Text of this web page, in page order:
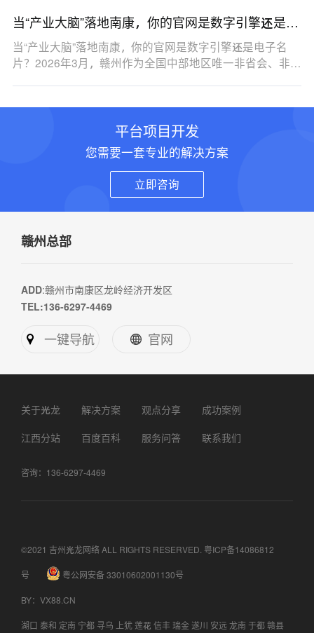
当“产业大脑”落地南康，你的官网是数字引擎还是电
子名片？
当“产业大脑”落地南康，你的官网是数字引擎还是电子名
片？2026年3月，赣州作为全国中部地区唯一非省会、非…
平台项目开发
您需要一套专业的解决方案
立即咨询
赣州总部
ADD:赣州市南康区龙岭经济开发区
TEL:136-6297-4469
一键导航 官网
关于光龙 解决方案 观点分享
成功案例
江西分站
百度百科 服务问答 联系我们
咨询：136-6297-4469
©2021 吉州光龙网络 ALL RIGHTS RESERVED. 粤ICP备14086812
号
粤公网安备 33010602001130号
BY： VX88.CN
湖口 泰和 定南 宁都 寻乌 上犹莲花 信丰瑞金遂川 安远 龙南 于都赣县